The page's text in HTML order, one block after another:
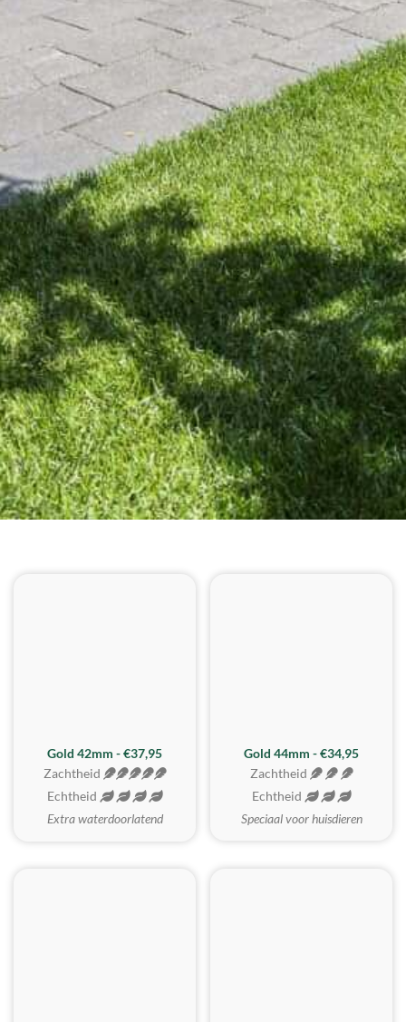
ZACHTSTE
Gold 42mm - €37,95
Zachtheid
Echtheid
Extra waterdoorlatend
Gold 44mm - €34,95
Zachtheid
Echtheid
Speciaal voor huisdieren